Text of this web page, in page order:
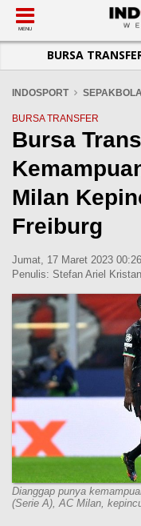
SUB-MENU
SEPAKBOLA
LIGA INGGRIS
LIGA ITALIA
LIGA SPANYOL
LIGA CHAMPIONS
LIGA PRANCIS
LIGA EUROPA
SUB-MENU
SPORTAINMENT
SUB-MENU
OTOMOTIF
OTOMANIA
SUB-MENU
BASKET
FUTSAL
OLIMPIK
E-SPORT
SUB-MENU
JADWAL
SUB-MENU
TOPIK HARI INI
INFOGRAFIS
GALERI FOTO
TEMPAT OLAHRAGA
PASUKAN SEHAT
MENU
BURSA
INDOSPORT
BURSA TRANSFER
Bursa
Milan
Freiburg
Jumat, 17 Maret 2023
Penulis: Stefan Ariel
Dianggap punya
(Serie A), AC Milan,